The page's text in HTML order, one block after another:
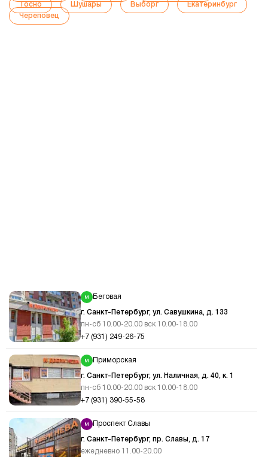
Тосно
Шушары Выборг
Екатеринбург
Череповец
Беговая
г. Санкт-Петербург, ул. Савушкина, д. 133
пн-сб 10.00-20.00 вск 10.00-18.00
+7 (931) 249-26-75
Приморская
г. Санкт-Петербург, ул. Наличная, д. 40, к. 1
пн-сб 10.00-20.00 вск 10.00-18.00
+7 (931) 390-55-58
Проспект Славы
г. Санкт-Петербург, пр. Славы, д. 17
ежедневно 11.00-20.00